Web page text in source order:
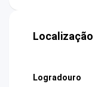
Logradouro